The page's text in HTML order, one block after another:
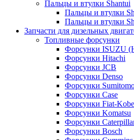
Пальцы и втулки Shantui
Пальцы и втулки
Пальцы и втулки
Запчасти для дизельных
Топливные форсунки
Форсунки ISUZU
Форсунки Hitachi
Форсунки JCB
Форсунки Denso
Форсунки
Форсунки Case
Форсунки Fiat-
Форсунки Komatsu
Форсунки
Форсунки Bosch